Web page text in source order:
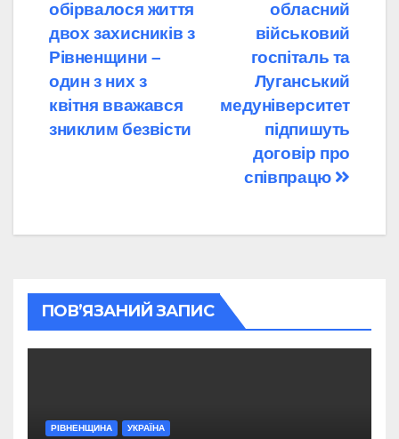
записів
обласний
військовий
госпіталь та
Луганський
медуніверситет
підпишуть
договір про
співпрацю
обірвалося життя
двох захисників з
Рівненщини –
один з них з
квітня вважався
зниклим безвісти
ПОВ’ЯЗАНИЙ ЗАПИС
РІВНЕНЩИНА УКРАЇНА